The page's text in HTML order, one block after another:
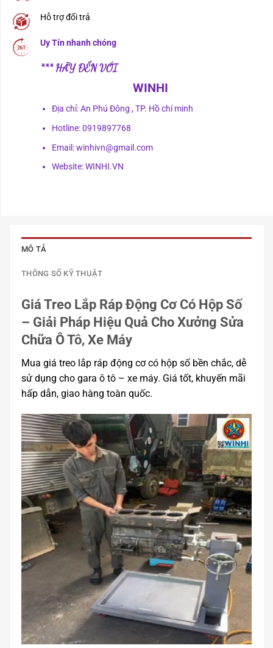
Hỗ trợ đổi trả
Uy Tín nhanh chóng
*** HÃY ĐẾN VỚI
WINHI
Địa chỉ: An Phú Đông , TP. Hồ chí minh
Hotline: 0919897768
Email: winhivn@gmail.com
Website: WINHI.VN
MÔ TẢ
THÔNG SỐ KỸ THUẬT
Giá Treo Lắp Ráp Động Cơ Có Hộp Số
– Giải Pháp Hiệu Quả Cho Xưởng Sửa
Chữa Ô Tô, Xe Máy
Mua giá treo lắp ráp động cơ có hộp số bền chắc, dễ
sử dụng cho gara ô tô – xe máy. Giá tốt, khuyến mãi
hấp dẫn, giao hàng toàn quốc.